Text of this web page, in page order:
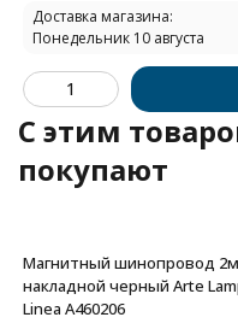
Доставка магазина:
Понедельник 10 августа
C этим
покупают
Магнитный шинопровод 2м
накладной черный Arte
Linea A460206